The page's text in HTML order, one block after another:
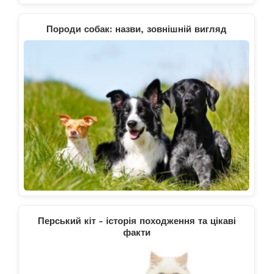
Породи собак: назви, зовнішній вигляд
Перський кіт - історія походження та цікаві
факти